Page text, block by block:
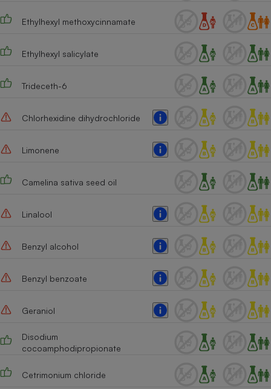
Ethylhexyl methoxycinnamate
Ethylhexyl salicylate
Trideceth-6
Chlorhexidine dihydrochloride
Limonene
Camelina sativa seed oil
Linalool
Benzyl alcohol
Benzyl benzoate
Geraniol
Disodium
cocoamphodipropionate
Cetrimonium chloride